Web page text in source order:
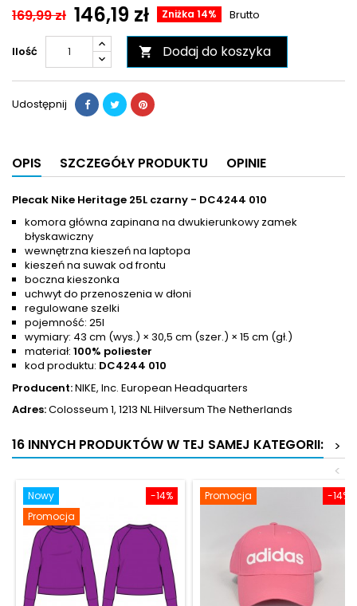
169,99 zł 146,19 zł Zniżka 14% Brutto
Ilość  Dodaj do koszyka
Udostępnij
OPIS SZCZEGÓŁY PRODUKTU OPINIE
Plecak Nike Heritage 25L czarny - DC4244 010
komora główna zapinana na dwukierunkowy zamek
błyskawiczny
wewnętrzna kieszeń na laptopa
kieszeń na suwak od frontu
boczna kieszonka
uchwyt do przenoszenia w dłoni
regulowane szelki
pojemność: 25l
wymiary: 43 cm (wys.) × 30,5 cm (szer.) × 15 cm (gł.)
materiał: 100% poliester
kod produktu: DC4244 010
Producent:NIKE, Inc. European Headquarters
Adres:Colosseum 1, 1213 NL Hilversum The Netherlands
16 INNYCH PRODUKTÓW W TEJ SAMEJ KATEGORII:
>
<
-14%
Nowy
Promocja
-14%
Promocja